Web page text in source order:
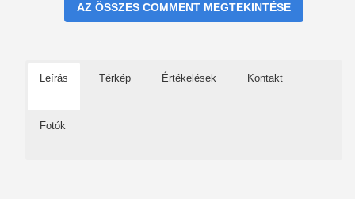
AZ ÖSSZES COMMENT MEGTEKINTÉSE
Leírás Térkép Értékelések Kontakt
Fotók